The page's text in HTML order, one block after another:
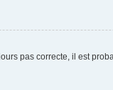
pas correcte, il est